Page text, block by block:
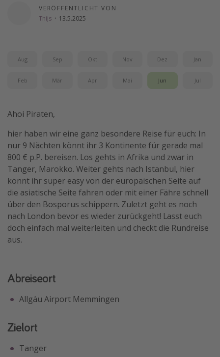
VERÖFFENTLICHT VON
Thijs · 13.5.2025
Aug Sep Okt Nov Dez Jan
Feb Mär Apr Mai Jun Jul
Ahoi Piraten,
hier haben wir eine ganz besondere Reise für euch: In
nur 9 Nächten könnt ihr 3 Kontinente für gerade mal
800 € p.P. bereisen. Los gehts in Afrika und zwar in
Tanger, Marokko. Weiter gehts nach Istanbul, hier
könnt ihr super easy von der europäischen Seite auf
die asiatische Seite fahren oder mit einer Fähre schnell
über den Bosporus schippern. Zuletzt geht es noch
nach London bevor es wieder zurückgeht! Lasst euch
doch einfach mal weiterleiten und checkt die Rundreise
aus.
Abreiseort
Allgäu Airport Memmingen
Zielort
Tanger